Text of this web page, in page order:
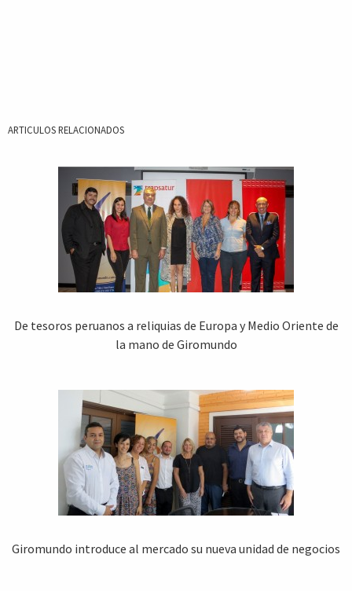
ARTICULOS RELACIONADOS
De tesoros peruanos a reliquias de Europa y Medio Oriente de
la mano de Giromundo
Giromundo introduce al mercado su nueva unidad de negocios